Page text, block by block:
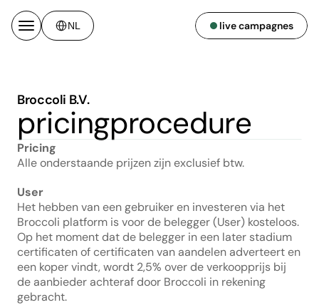
Broccoli B.V.
pricingprocedure
Pricing
Alle onderstaande prijzen zijn exclusief btw.
User
Het hebben van een gebruiker en investeren via het
Broccoli platform is voor de belegger (User) kosteloos.
Op het moment dat de belegger in een later stadium
certificaten of certificaten van aandelen adverteert en
een koper vindt, wordt 2,5% over de verkoopprijs bij
de aanbieder achteraf door Broccoli in rekening
gebracht.
Select Language
NL live campagnes